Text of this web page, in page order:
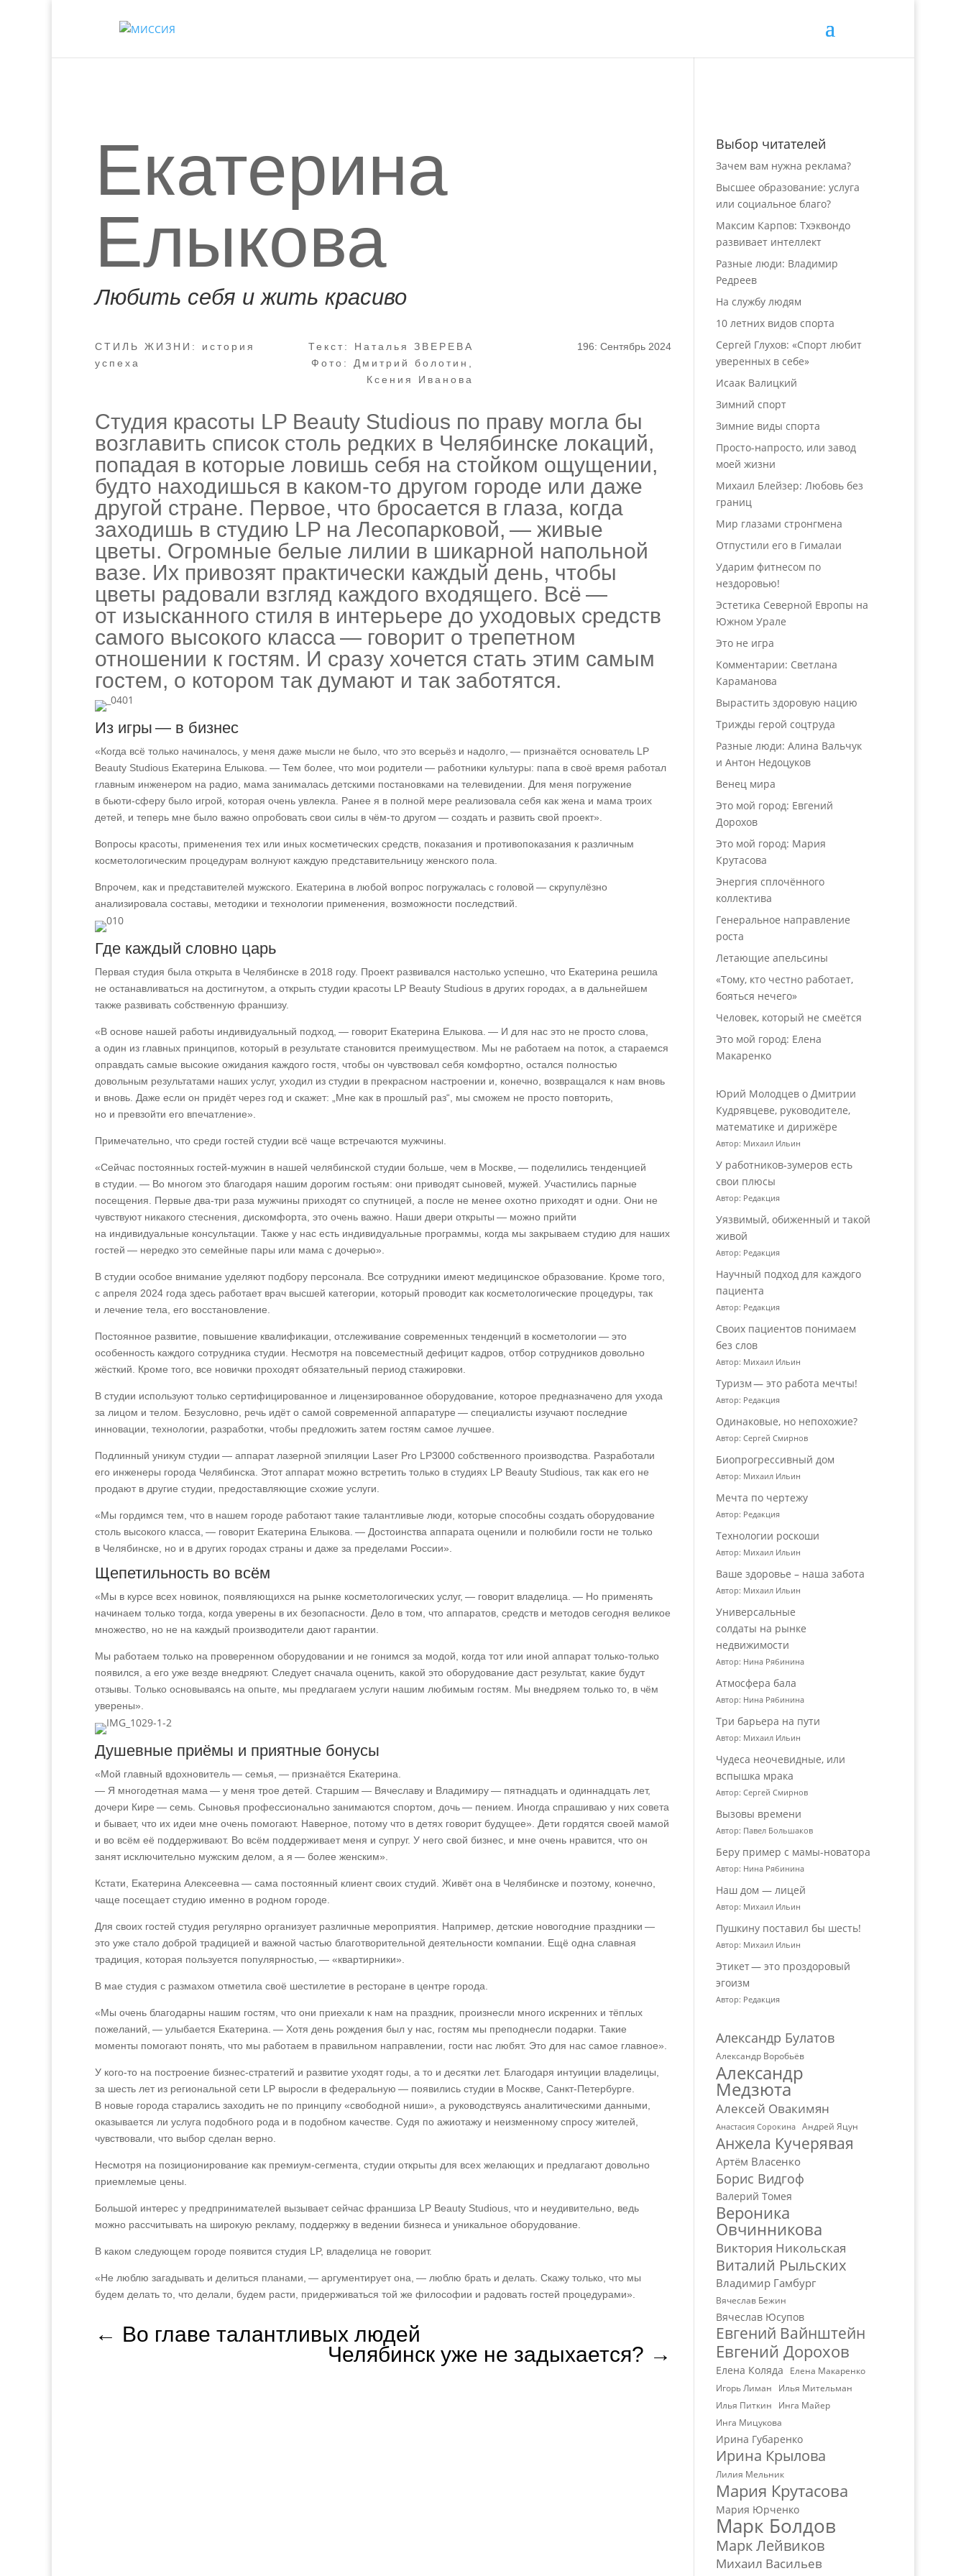
Екатерина
Елыкова
Любить себя и жить красиво
СТИЛЬ ЖИЗНИ: история
успеха
Текст: Наталья ЗВЕРЕВА
Фото: Дмитрий болотин,
Ксения Иванова
196: Сентябрь 2024
Студия красоты LP Beauty Studious по праву могла бы
возглавить список столь редких в Челябинске локаций,
попадая в которые ловишь себя на стойком ощущении,
будто находишься в каком-то другом городе или даже
другой стране. Первое, что бросается в глаза, когда
заходишь в студию LP на Лесопарковой, — живые
цветы. Огромные белые лилии в шикарной напольной
вазе. Их привозят практически каждый день, чтобы
цветы радовали взгляд каждого входящего. Всё —
от изысканного стиля в интерьере до уходовых средств
самого высокого класса — говорит о трепетном
отношении к гостям. И сразу хочется стать этим самым
гостем, о котором так думают и так заботятся.
Из игры — в бизнес
«Когда всё только начиналось, у меня даже мысли не было, что это всерьёз и надолго, — признаётся основатель LP
Beauty Studious Екатерина Елыкова. — Тем более, что мои родители — работники культуры: папа в своё время работал
главным инженером на радио, мама занималась детскими постановками на телевидении. Для меня погружение
в бьюти-сферу было игрой, которая очень увлекла. Ранее я в полной мере реализовала себя как жена и мама троих
детей, и теперь мне было важно опробовать свои силы в чём-то другом — создать и развить свой проект».
Вопросы красоты, применения тех или иных косметических средств, показания и противопоказания к различным
косметологическим процедурам волнуют каждую представительницу женского пола.
Впрочем, как и представителей мужского. Екатерина в любой вопрос погружалась с головой — скрупулёзно
анализировала составы, методики и технологии применения, возможности последствий.
Где каждый словно царь
Первая студия была открыта в Челябинске в 2018 году. Проект развивался настолько успешно, что Екатерина решила
не останавливаться на достигнутом, а открыть студии красоты LP Beauty Studious в других городах, а в дальнейшем
также развивать собственную франшизу.
«В основе нашей работы индивидуальный подход, — говорит Екатерина Елыкова. — И для нас это не просто слова,
а один из главных принципов, который в результате становится преимуществом. Мы не работаем на поток, а стараемся
оправдать самые высокие ожидания каждого гостя, чтобы он чувствовал себя комфортно, остался полностью
довольным результатами наших услуг, уходил из студии в прекрасном настроении и, конечно, возвращался к нам вновь
и вновь. Даже если он придёт через год и скажет: „Мне как в прошлый раз“, мы сможем не просто повторить,
но и превзойти его впечатление».
Примечательно, что среди гостей студии всё чаще встречаются мужчины.
«Сейчас постоянных гостей‑мужчин в нашей челябинской студии больше, чем в Москве, — поделились тенденцией
в студии. — Во многом это благодаря нашим дорогим гостьям: они приводят сыновей, мужей. Участились парные
посещения. Первые два-три раза мужчины приходят со спутницей, а после не менее охотно приходят и одни. Они не
чувствуют никакого стеснения, дискомфорта, это очень важно. Наши двери открыты — можно прийти
на индивидуальные консультации. Также у нас есть индивидуальные программы, когда мы закрываем студию для наших
гостей — нередко это семейные пары или мама с дочерью».
В студии особое внимание уделяют подбору персонала. Все сотрудники имеют медицинское образование. Кроме того,
с апреля 2024 года здесь работает врач высшей категории, который проводит как косметологические процедуры, так
и лечение тела, его восстановление.
Постоянное развитие, повышение квалификации, отслеживание современных тенденций в косметологии — это
особенность каждого сотрудника студии. Несмотря на повсеместный дефицит кадров, отбор сотрудников довольно
жёсткий. Кроме того, все новички проходят обязательный период стажировки.
В студии используют только сертифицированное и лицензированное оборудование, которое предназначено для ухода
за лицом и телом. Безусловно, речь идёт о самой современной аппаратуре — специалисты изучают последние
инновации, технологии, разработки, чтобы предложить затем гостям самое лучшее.
Подлинный уникум студии — аппарат лазерной эпиляции Laser Pro LP3000 собственного производства. Разработали
его инженеры города Челябинска. Этот аппарат можно встретить только в студиях LP Beauty Studious, так как его не
продают в другие студии, предоставляющие схожие услуги.
«Мы гордимся тем, что в нашем городе работают такие талантливые люди, которые способны создать оборудование
столь высокого класса, — говорит Екатерина Елыкова. — Достоинства аппарата оценили и полюбили гости не только
в Челябинске, но и в других городах страны и даже за пределами России».
Щепетильность во всём
«Мы в курсе всех новинок, появляющихся на рынке косметологических услуг, — говорит владелица. — Но применять
начинаем только тогда, когда уверены в их безопасности. Дело в том, что аппаратов, средств и методов сегодня великое
множество, но не на каждый производители дают гарантии.
Мы работаем только на проверенном оборудовании и не гонимся за модой, когда тот или иной аппарат только-только
появился, а его уже везде внедряют. Следует сначала оценить, какой это оборудование даст результат, какие будут
отзывы. Только основываясь на опыте, мы предлагаем услуги нашим любимым гостям. Мы внедряем только то, в чём
уверены».
Душевные приёмы и приятные бонусы
«Мой главный вдохновитель — семья, — признаётся Екатерина.
— Я многодетная мама — у меня трое детей. Старшим — Вячеславу и Владимиру — пятнадцать и одиннадцать лет,
дочери Кире — семь. Сыновья профессионально занимаются спортом, дочь — пением. Иногда спрашиваю у них совета
и бывает, что их идеи мне очень помогают. Наверное, потому что в детях говорит будущее». Дети гордятся своей мамой
и во всём её поддерживают. Во всём поддерживает меня и супруг. У него свой бизнес, и мне очень нравится, что он
занят исключительно мужским делом, а я — более женским».
Кстати, Екатерина Алексеевна— сама постоянный клиент своих студий. Живёт она в Челябинске и поэтому, конечно,
чаще посещает студию именно в родном городе.
Для своих гостей студия регулярно организует различные мероприятия. Например, детские новогодние праздники —
это уже стало доброй традицией и важной частью благотворительной деятельности компании. Ещё одна славная
традиция, которая пользуется популярностью, — «квартирники».
В мае студия с размахом отметила своё шестилетие в ресторане в центре города.
«Мы очень благодарны нашим гостям, что они приехали к нам на праздник, произнесли много искренних и тёплых
пожеланий, — улыбается Екатерина. — Хотя день рождения был у нас, гостям мы преподнесли подарки. Такие
моменты помогают понять, что мы работаем в правильном направлении, гости нас любят. Это для нас самое главное».
У кого-то на построение бизнес-стратегий и развитие уходят годы, а то и десятки лет. Благодаря интуиции владелицы,
за шесть лет из региональной сети LP выросли в федеральную — появились студии в Москве, Санкт-Петербурге.
В новые города старались заходить не по принципу «свободной ниши», а руководствуясь аналитическими данными,
оказывается ли услуга подобного рода и в подобном качестве. Судя по ажиотажу и неизменному спросу жителей,
чувствовали, что выбор сделан верно.
Несмотря на позиционирование как премиум-сегмента, студии открыты для всех желающих и предлагают довольно
приемлемые цены.
Большой интерес у предпринимателей вызывает сейчас франшиза LP Beauty Studious, что и неудивительно, ведь
можно рассчитывать на широкую рекламу, поддержку в ведении бизнеса и уникальное оборудование.
В каком следующем городе появится студия LP, владелица не говорит.
«Не люблю загадывать и делиться планами, — аргументирует она, — люблю брать и делать. Скажу только, что мы
будем делать то, что делали, будем расти, придерживаться той же философии и радовать гостей процедурами».
← Во главе талантливых людей
Челябинск уже не задыхается? →
Выбор читателей
Зачем вам нужна реклама?
Высшее образование: услуга
или социальное благо?
Максим Карпов: Тхэквондо
развивает интеллект
Разные люди: Владимир
Редреев
На службу людям
10 летних видов спорта
Сергей Глухов: «Спорт любит
уверенных в себе»
Исаак Валицкий
Зимний спорт
Зимние виды спорта
Просто-напросто, или завод
моей жизни
Михаил Блейзер: Любовь без
границ
Мир глазами стронгмена
Отпустили его в Гималаи
Ударим фитнесом по
нездоровью!
Эстетика Северной Европы на
Южном Урале
Это не игра
Комментарии: Светлана
Караманова
Вырастить здоровую нацию
Трижды герой соцтруда
Разные люди: Алина Вальчук
и Антон Недоцуков
Венец мира
Это мой город: Евгений
Дорохов
Это мой город: Мария
Крутасова
Энергия сплочённого
коллектива
Генеральное направление
роста
Летающие апельсины
«Тому, кто честно работает,
бояться нечего»
Человек, который не смеётся
Это мой город: Елена
Макаренко
Юрий Молодцев о Дмитрии
Кудрявцеве, руководителе,
математике и дирижёре
Автор: Михаил Ильин
У работников‑зумеров есть
свои плюсы
Автор: Редакция
Уязвимый, обиженный и такой
живой
Автор: Редакция
Научный подход для каждого
пациента
Автор: Редакция
Своих пациентов понимаем
без слов
Автор: Михаил Ильин
Туризм — это работа мечты!
Автор: Редакция
Одинаковые, но непохожие?
Автор: Сергей Смирнов
Биопрогрессивный дом
Автор: Михаил Ильин
Мечта по чертежу
Автор: Редакция
Технологии роскоши
Автор: Михаил Ильин
Ваше здоровье – наша забота
Автор: Михаил Ильин
Универсальные
солдаты на рынке
недвижимости
Автор: Нина Рябинина
Атмосфера бала
Автор: Нина Рябинина
Три барьера на пути
Автор: Михаил Ильин
Чудеса неочевидные, или
вспышка мрака
Автор: Сергей Смирнов
Вызовы времени
Автор: Павел Большаков
Беру пример с мамы-новатора
Автор: Нина Рябинина
Наш дом — лицей
Автор: Михаил Ильин
Пушкину поставил бы шесть!
Автор: Михаил Ильин
Этикет — это проздоровый
эгоизм
Автор: Редакция
Александр Булатов
Александр Воробьёв
Александр
Медзюта
Алексей Овакимян
Анастасия Сорокина Андрей Яцун
Анжела Кучерявая
Артём Власенко
Борис Видгоф
Валерий Томея
Вероника
Овчинникова
Виктория Никольская
Виталий Рыльских
Владимир Гамбург
Вячеслав Бежин
Вячеслав Юсупов
Евгений Вайнштейн
Евгений Дорохов
Елена Коляда
Елена Макаренко
Игорь Лиман
Илья Мительман
Илья Питкин
Инга Майер
Инга Мицукова
Ирина Губаренко
Ирина Крылова
Лилия Мельник
Мария Крутасова
Мария Юрченко
Марк Болдов
Марк Лейвиков
Михаил Васильев